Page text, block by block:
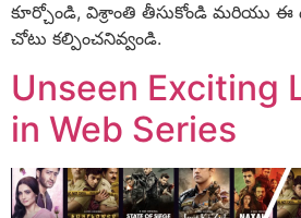
కూర్చోండి, విశ్రాంతి తీసుకోండి మరియు
చోటు కల్పించనివ్వండి.
Unseen Exciting
in Web Series